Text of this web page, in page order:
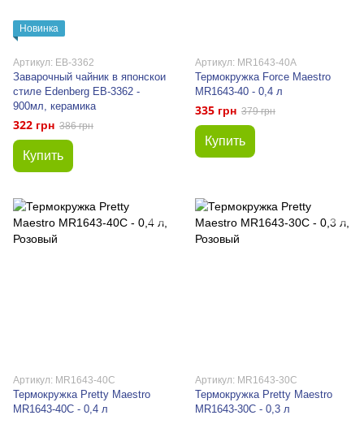
Новинка
Артикул: EB-3362
Заварочный чайник в японскои
стиле Edenberg EB-3362 -
900мл, керамика
322 грн 386 грн
Купить
Артикул: MR1643-40A
Термокружка Force Maestro
MR1643-40 - 0,4 л
335 грн 379 грн
Купить
Артикул: MR1643-40С
Термокружка Pretty Maestro
MR1643-40C - 0,4 л
Артикул: MR1643-30С
Термокружка Pretty Maestro
MR1643-30C - 0,3 л